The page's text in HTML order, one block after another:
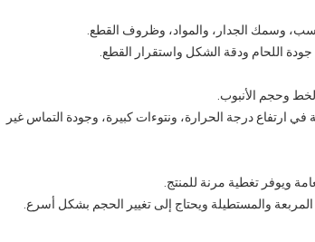
جودة اللحام ودقة الشكل واستقرار القطع.
وحجم الأنبوب.
ارتفاع درجة الحرارة، ونتوءات كبيرة، وجودة التماس غير
ويوفر تغطية مرنة للمنتج.
والمستطيلة ويحتاج إلى تغيير الحجم بشكل أسرع.